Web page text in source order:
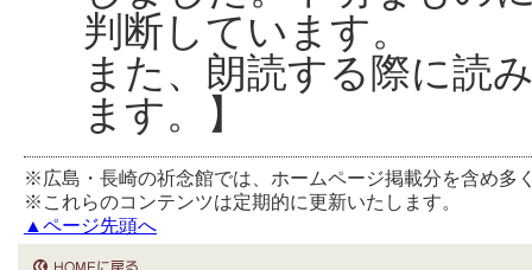
判断しています。
また、朗読する際に読
ます。】
※広島・長崎の祈念館では、ホームページ掲載分を含め多
※これらのコンテンツは定期的に更新いたします。
▲ページ先頭へ